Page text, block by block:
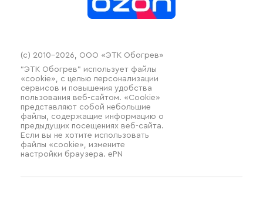
(c) 2010–2026, ООО «ЭТК Обогрев»
“ЭТК Обогрев” использует файлы
«cookie», с целью персонализации
сервисов и повышения удобства
пользования веб-сайтом. «Cookie»
представляют собой небольшие
файлы, содержащие информацию о
предыдущих посещениях веб-сайта.
Если вы не хотите использовать
файлы «cookie», измените
настройки браузера. ePN